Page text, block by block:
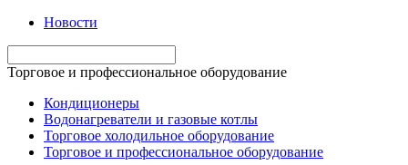
Новости
Торговое и профессиональное оборудование
Кондиционеры
Водонагреватели и газовые котлы
Торговое холодильное оборудование
Торговое и профессиональное оборудование